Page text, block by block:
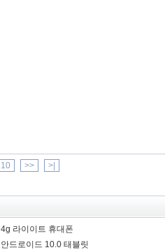
10 >> >|
4g 라이이트 휴대폰
안드로이드 10.0 태블릿